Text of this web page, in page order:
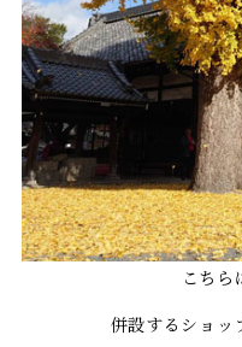
こち
併設するショッ